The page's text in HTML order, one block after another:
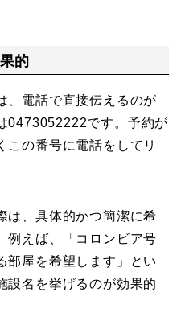
的
、電話で直接伝えるのが
0473052222です。予約が
この番号に電話をしてリ
は、具体的かつ簡潔に希
例えば、「コロンビア号
部屋を希望します」とい
設名を挙げるのが効果的